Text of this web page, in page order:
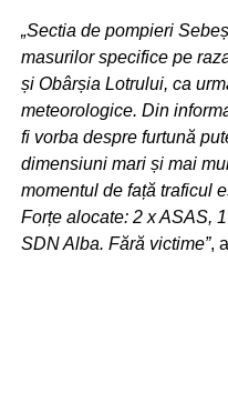
„Sectia de pompieri
masurilor specifice pe
și Obârșia Lotrului, ca
meteorologice. Din
fi vorba despre furtună
dimensiuni mari și mai
momentul de față traficul
Forțe alocate: 2 x ASAS,
SDN Alba. Fără victime”,